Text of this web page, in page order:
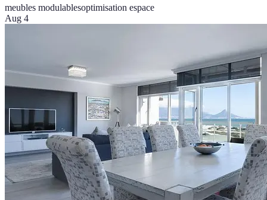
meubles modulablesoptimisation espace
Aug 4